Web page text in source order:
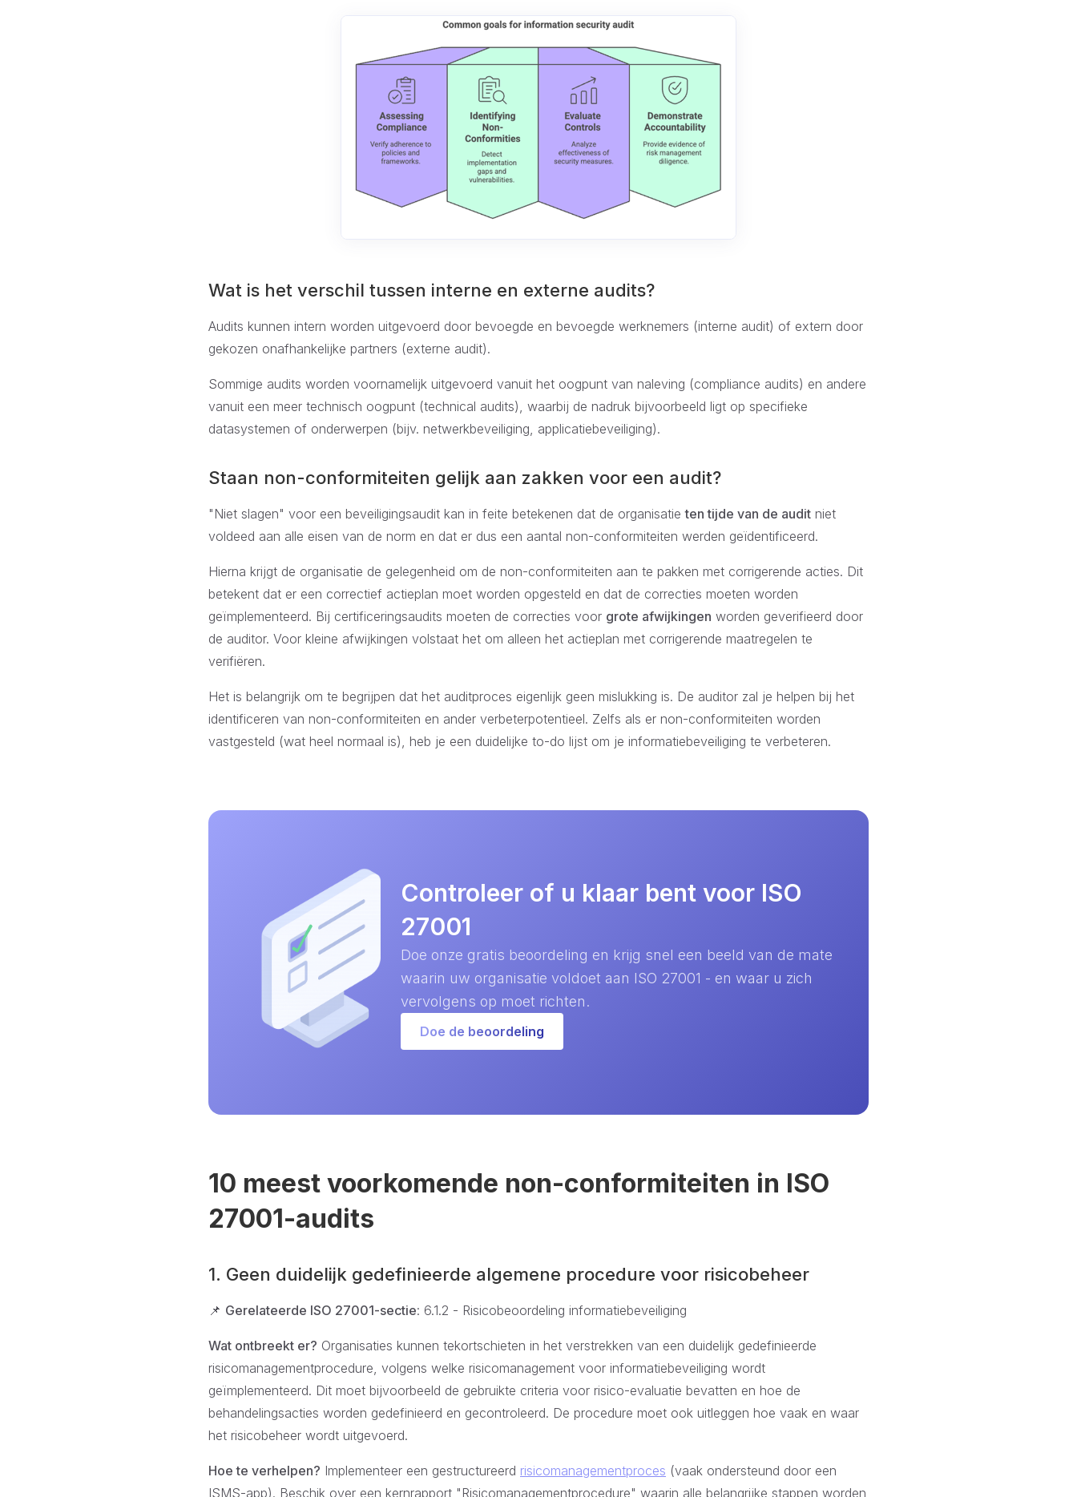
Wat is het verschil tussen interne en externe audits?
Audits kunnen intern worden uitgevoerd door bevoegde en bevoegde werknemers (interne audit) of extern door
gekozen onafhankelijke partners (externe audit).
Sommige audits worden voornamelijk uitgevoerd vanuit het oogpunt van naleving (compliance audits) en andere
vanuit een meer technisch oogpunt (technical audits), waarbij de nadruk bijvoorbeeld ligt op specifieke
datasystemen of onderwerpen (bijv. netwerkbeveiliging, applicatiebeveiliging).
Staan non-conformiteiten gelijk aan zakken voor een audit?
"Niet slagen" voor een beveiligingsaudit kan in feite betekenen dat de organisatieten tijde van de audit niet
voldeed aan alle eisen van de norm en dat er dus een aantal non-conformiteiten werden geïdentificeerd.
Hierna krijgt de organisatie de gelegenheid om de non-conformiteiten aan te pakken met corrigerende acties. Dit
betekent dat er een correctief actieplan moet worden opgesteld en dat de correcties moeten worden
geïmplementeerd. Bij certificeringsaudits moeten de correcties voor grote afwijkingen worden geverifieerd door
de auditor. Voor kleine afwijkingen volstaat het om alleen het actieplan met corrigerende maatregelen te
verifiëren.
Het is belangrijk om te begrijpen dat het auditproces eigenlijk geen mislukking is. De auditor zal je helpen bij het
identificeren van non-conformiteiten en ander verbeterpotentieel. Zelfs als er non-conformiteiten worden
vastgesteld (wat heel normaal is), heb je een duidelijke to-do lijst om je informatiebeveiliging te verbeteren.
Controleer of u klaar bent voor ISO
27001
Doe onze gratis beoordeling en krijg snel een beeld van de mate
waarin uw organisatie voldoet aan ISO 27001 - en waar u zich
vervolgens op moet richten.
Doe de beoordeling
10 meest voorkomende non-conformiteiten in ISO
27001-audits
1. Geen duidelijk gedefinieerde algemene procedure voor risicobeheer
📌 Gerelateerde ISO 27001-sectie: 6.1.2 - Risicobeoordeling informatiebeveiliging
Wat ontbreekt er? Organisaties kunnen tekortschieten in het verstrekken van een duidelijk gedefinieerde
risicomanagementprocedure, volgens welke risicomanagement voor informatiebeveiliging wordt
geïmplementeerd. Dit moet bijvoorbeeld de gebruikte criteria voor risico-evaluatie bevatten en hoe de
behandelingsacties worden gedefinieerd en gecontroleerd. De procedure moet ook uitleggen hoe vaak en waar
het risicobeheer wordt uitgevoerd.
Hoe te verhelpen? Implementeer een gestructureerd risicomanagementproces (vaak ondersteund door een
ISMS-app). Beschik over een kernrapport "Risicomanagementprocedure" waarin alle belangrijke stappen worden